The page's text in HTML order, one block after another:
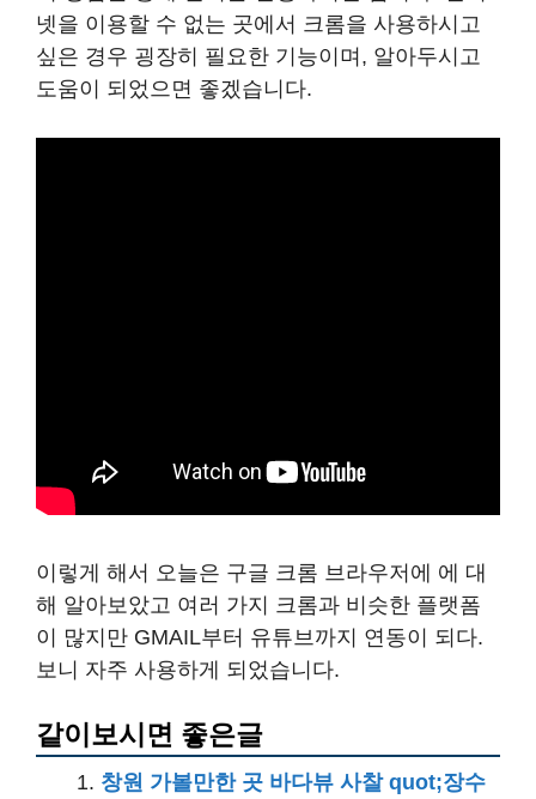
넷을 이용할 수 없는 곳에서 크롬을 사용하시고
싶은 경우 굉장히 필요한 기능이며, 알아두시고
도움이 되었으면 좋겠습니다.
이렇게 해서 오늘은 구글 크롬 브라우저에 에 대
해 알아보았고 여러 가지 크롬과 비슷한 플랫폼
이 많지만 GMAIL부터 유튜브까지 연동이 되다.
보니 자주 사용하게 되었습니다.
같이보시면 좋은글
창원 가볼만한 곳 바다뷰 사찰 quot;장수